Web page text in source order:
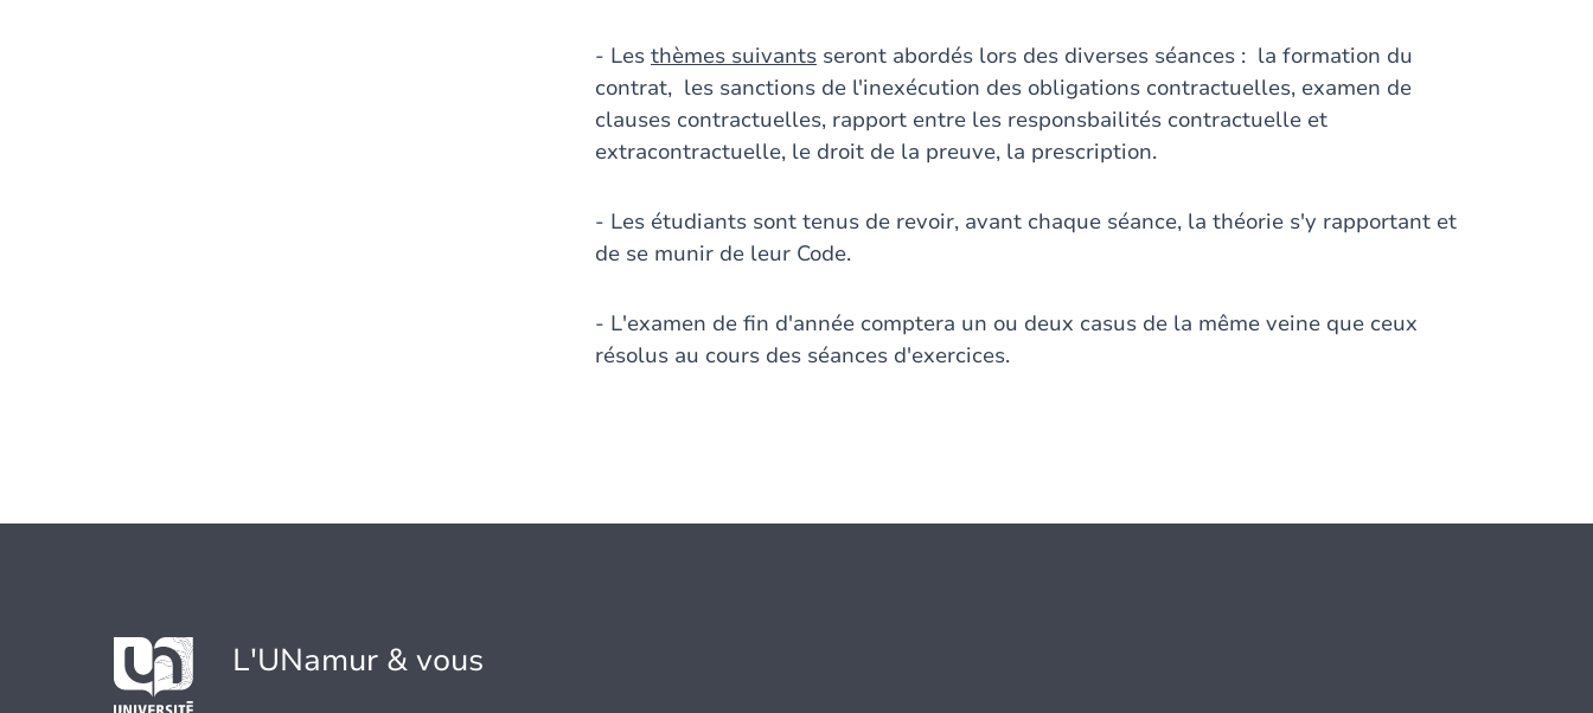
- Les thèmes suivants seront abordés lors des diverses séances : la formation du
contrat, les sanctions de l'inexécution des obligations contractuelles, examen de
clauses contractuelles, rapport entre les responsbailités contractuelle et
extracontractuelle, le droit de la preuve, la prescription.
- Les étudiants sont tenus de revoir, avant chaque séance, la théorie s'y rapportant et
de se munir de leur Code.
- L'examen de fin d'année comptera un ou deux casus de la même veine que ceux
résolus au cours des séances d'exercices.
L'UNamur & vous